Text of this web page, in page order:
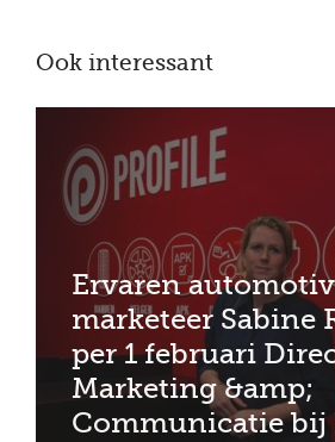
Ook interessant
Ervaren
marketeer Sabine
per 1 februari
Marketing &amp;
Communicatie bij